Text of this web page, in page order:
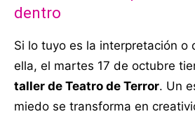
dentro
Si lo tuyo es la interpretación o
ella, el martes 17 de octubre
taller de Teatro de Terror. Un
miedo se transforma en